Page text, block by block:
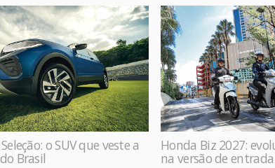
o SUV que veste a
Brasil
Honda Biz 2027:
na versão de entrada